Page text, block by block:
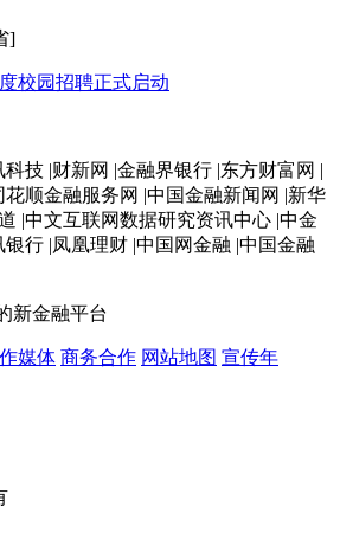
]
校园招聘正式启动
技 |财新网 |金融界银行 |东方财富网 |
顺金融服务网 |中国金融新闻网 |新华
|中文互联网数据研究资讯中心 |中金
行 |凤凰理财 |中国网金融 |中国金融
新金融平台
媒体 商务合作 网站地图 宣传年